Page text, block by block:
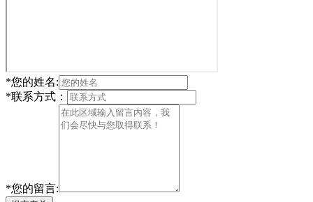
*您的姓名:
*联系方式：
*您的留言: